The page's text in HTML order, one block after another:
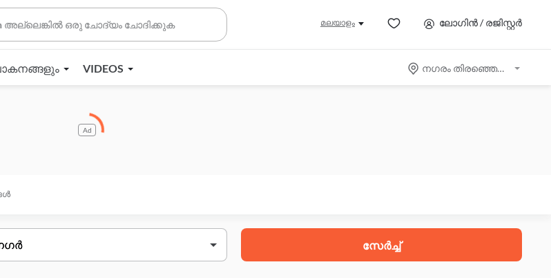
മലയാളം ലോഗിൻ / രജിസ്റ്റർ
VIDEOS നഗരം തിരഞ്ഞെടുക്കുക
Ad
സേർച്ച്